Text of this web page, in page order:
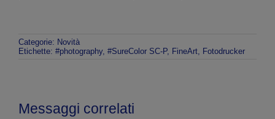
Categorie: Novità
Etichette: #photography, #SureColor SC-P, FineArt, Fotodrucker
Messaggi correlati